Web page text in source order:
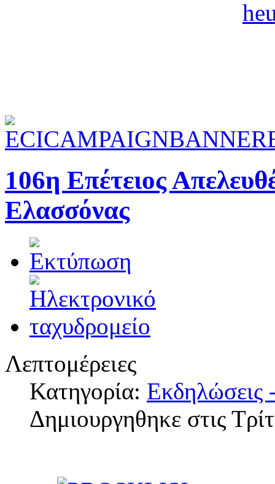
106η Επέτειος
Ελασσόνας
Λεπτομέρειες
Κατηγορία: Εκδηλώσεις
Δημιουργηθηκε στις